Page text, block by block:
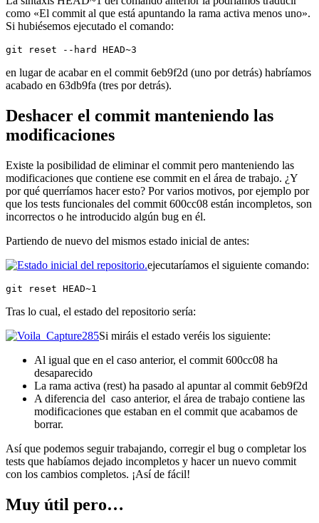
como «El commit al que está apuntando la rama activa menos uno».
Si hubiésemos ejecutado el comando:
git reset --hard HEAD~3
en lugar de acabar en el commit 6eb9f2d (uno por detrás) habríamos
acabado en 63db9fa (tres por detrás).
Deshacer el commit manteniendo las
modificaciones
Existe la posibilidad de eliminar el commit pero manteniendo las
modificaciones que contiene ese commit en el área de trabajo. ¿Y
por qué querríamos hacer esto? Por varios motivos, por ejemplo por
que los tests funcionales del commit 600cc08 están incompletos, son
incorrectos o he introducido algún bug en él.
Partiendo de nuevo del mismos estado inicial de antes:
ejecutaríamos el siguiente comando:
git reset HEAD~1
Tras lo cual, el estado del repositorio sería:
Si miráis el estado veréis los siguiente:
Al igual que en el caso anterior, el commit 600cc08 ha
desaparecido
La rama activa (rest) ha pasado al apuntar al commit 6eb9f2d
A diferencia del caso anterior, el área de trabajo contiene las
modificaciones que estaban en el commit que acabamos de
borrar.
Así que podemos seguir trabajando, corregir el bug o completar los
tests que habíamos dejado incompletos y hacer un nuevo commit
con los cambios completos. ¡Así de fácil!
Muy útil pero…